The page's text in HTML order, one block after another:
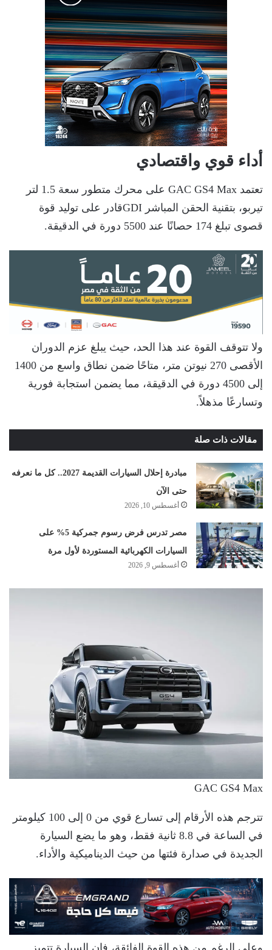
أداء قوي واقتصادي
تعتمد GAC GS4 Max على محرك متطور سعة 1.5 لتر
تيربو، بتقنية الحقن المباشر GDIقادر على توليد قوة
قصوى تبلغ 174 حصانًا عند 5500 دورة في الدقيقة.
ولا تتوقف القوة عند هذا الحد، حيث يبلغ عزم الدوران
الأقصى 270 نيوتن متر، متاحًا ضمن نطاق واسع من 1400
إلى 4500 دورة في الدقيقة، مما يضمن استجابة فورية
وتسارعًا مذهلاً.
مقالات ذات صلة
مبادرة إحلال السيارات القديمة 2027.. كل ما نعرفه
حتى الآن
أغسطس 10, 2026
مصر تدرس فرض رسوم جمركية 5% على
السيارات الكهربائية المستوردة لأول مرة
أغسطس 9, 2026
GAC GS4 Max
تترجم هذه الأرقام إلى تسارع قوي من 0 إلى 100 كيلومتر
في الساعة في 8.8 ثانية فقط، وهو ما يضع السيارة
الجديدة في صدارة فئتها من حيث الديناميكية والأداء.